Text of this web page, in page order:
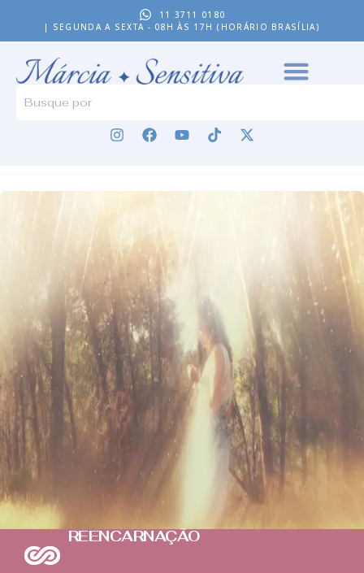
11 3711 0180
| SEGUNDA A SEXTA - 08H ÀS 17H (HORÁRIO BRASÍLIA)
REENCARNAÇÃO